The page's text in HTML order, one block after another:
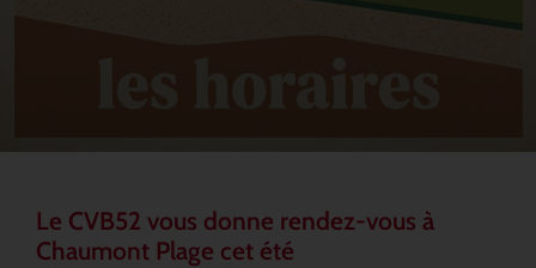
Le CVB52 vous donne rendez-vous à
Chaumont Plage cet été